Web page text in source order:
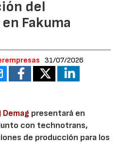
del
Fakuma
31/07/2026
Demag presentará en
con technotrans,
de producción para los